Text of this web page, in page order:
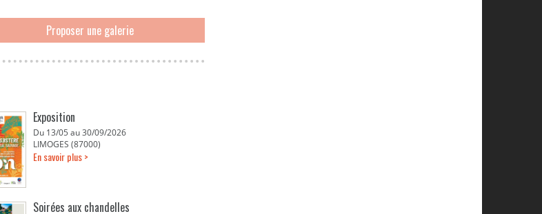
Proposer une galerie
Exposition
Du 13/05 au 30/09/2026
LIMOGES (87000)
En savoir plus >
Soirées aux chandelles